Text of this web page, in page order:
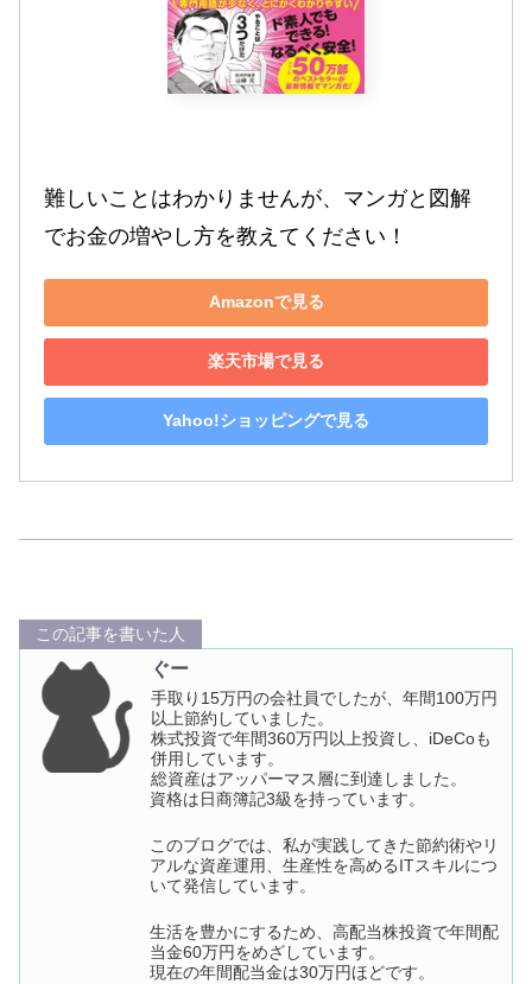
難しいことはわかりませんが、マンガと図解
でお金の増やし方を教えてください！
Amazonで見る
楽天市場で見る
Yahoo!ショッピングで見る
この記事を書いた人
ぐー
手取り15万円の会社員でしたが、年間100万円
以上節約していました。
株式投資で年間360万円以上投資し、iDeCoも
併用しています。
総資産はアッパーマス層に到達しました。
資格は日商簿記3級を持っています。
このブログでは、私が実践してきた節約術やリ
アルな資産運用、生産性を高めるITスキルにつ
いて発信しています。
生活を豊かにするため、高配当株投資で年間配
当金60万円をめざしています。
現在の年間配当金は30万円ほどです。